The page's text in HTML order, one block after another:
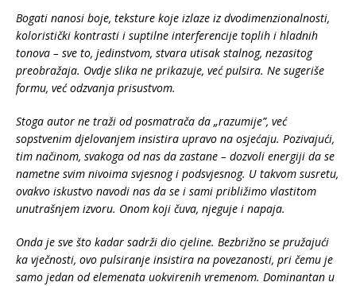
Bogati nanosi boje, teksture koje izlaze iz dvodimenzionalnosti,
koloristički kontrasti i suptilne interferencije toplih i hladnih
tonova – sve to, jedinstvom, stvara utisak stalnog, nezasitog
preobražaja. Ovdje slika ne prikazuje, već pulsira. Ne sugeriše
formu, već odzvanja prisustvom.
Stoga autor ne traži od posmatrača da „razumije”, već
sopstvenim djelovanjem insistira upravo na osjećaju. Pozivajući,
tim načinom, svakoga od nas da zastane – dozvoli energiji da se
nametne svim nivoima svjesnog i podsvjesnog. U takvom susretu,
ovakvo iskustvo navodi nas da se i sami približimo vlastitom
unutrašnjem izvoru. Onom koji čuva, njeguje i napaja.
Onda je sve što kadar sadrži dio cjeline. Bezbrižno se pružajući
ka vječnosti, ovo pulsiranje insistira na povezanosti, pri čemu je
samo jedan od elemenata uokvirenih vremenom. Dominantan u